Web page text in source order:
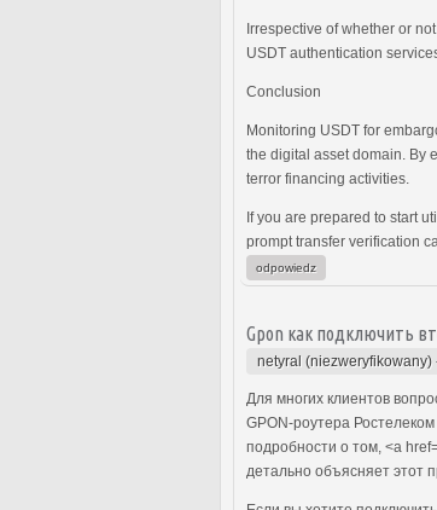
Irrespective of whether or
USDT authentication
Conclusion
Monitoring USDT for
the digital asset domain. By
terror financing activities.
If you are prepared to start
prompt transfer verification
odpowiedz
Gpon как подключить
netyral (niezweryfikowany)
Для многих клиентов
GPON-роутера
подробности о том, <a
детально объясняет этот